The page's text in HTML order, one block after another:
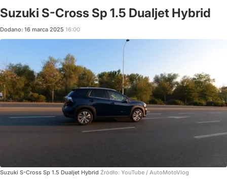
Suzuki S-Cross Sp 1.5 Dualjet Hybrid
Dodano: 16 marca 2025 16:00
Suzuki S-Cross Sp 1.5 Dualjet Hybrid Źródło: YouTube / AutoMotoVlog